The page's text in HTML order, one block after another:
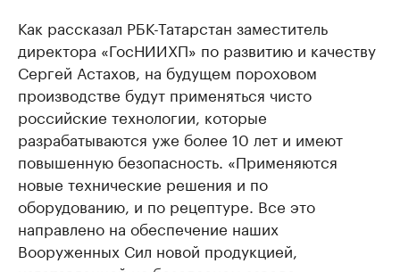
Как рассказал РБК-Татарстан заместитель
директора «ГосНИИХП» по развитию и качеству
Сергей Астахов, на будущем пороховом
производстве будут применяться чисто
российские технологии, которые
разрабатываются уже более 10 лет и имеют
повышенную безопасность. «Применяются
новые технические решения и по
оборудованию, и по рецептуре. Все это
направлено на обеспечение наших
Вооруженных Сил новой продукцией,